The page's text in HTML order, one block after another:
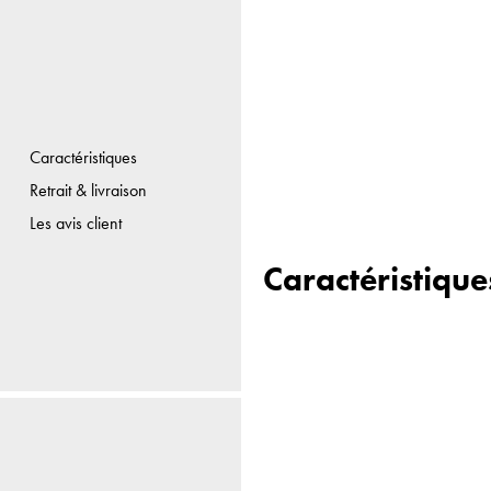
Caractéristiques
Retrait & livraison
Les avis client